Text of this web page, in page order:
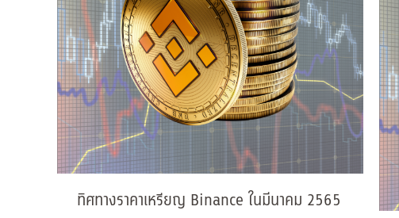
ทิศทางราคาเหรียญ Binance ในมีนาคม 2565